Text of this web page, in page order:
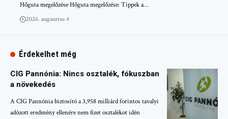
Hőguta megelőzése Hőguta megelőzése: Tippek a…
2026. augusztus 4
Érdekelhet még
CIG Pannónia: Nincs osztalék, fókuszban
a növekedés
A CIG Pannónia biztosító a 3,958 milliárd forintos tavalyi
adózott eredmény ellenére nem fizet osztalékot idén